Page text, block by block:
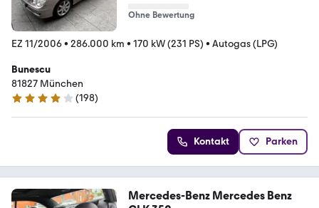
Ohne Bewertung
EZ 11/2006• 286.000 km • 170 kW (231 PS) • Autogas (LPG)
Bunescu
81827 München
4.2 Sterne
(198)
Kontakt Parken
Mercedes-Benz Mercedes Benz